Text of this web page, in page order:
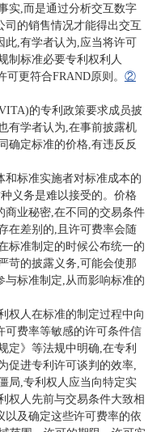
实,而是通过分析交互数字
司的销售情况才能得出交互
此,有学者认为,应当将许可
制标准必要专利权利人
更符合FRAND原则。 ②
的专利政策要求成员披
有学者认为,在事前披露机
确定标准的价格,有违反反
和标准实施者对标准成本的
义务是难以接受的。价格
商业秘密,在不同的交易条件
在差别的,且许可费率会随
标准制定的时候公布统一的
苛的披露义务,可能会使那
与标准制定,从而影响标准的
权人在标准的制定过程中向
可费率等敏感的许可条件信
定》等法规中明确,在专利
促进专利许可谈判的效率,
局,专利权人应当向特定实
权人先前与交易条件大致相
以及确定这些许可费率的依